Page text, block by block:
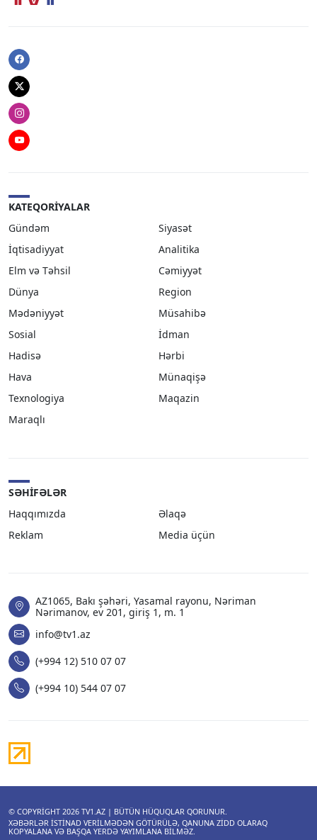
Facebook
Twitter
Instagram
Youtube
KATEQORIYALAR
Gündəm
Siyasət
İqtisadiyyat
Analitika
Elm və Təhsil
Cəmiyyət
Dünya
Region
Mədəniyyət
Müsahibə
Sosial
İdman
Hadisə
Hərbi
Hava
Münaqişə
Texnologiya
Maqazin
Maraqlı
SƏHIFƏLƏR
Haqqımızda
Əlaqə
Reklam
Media üçün
AZ1065, Bakı şəhəri, Yasamal rayonu, Nəriman
Nərimanov, ev 201, giriş 1, m. 1
info@tv1.az
(+994 12) 510 07 07
(+994 10) 544 07 07
© COPYRIGHT 2026 TV1.AZ | BÜTÜN HÜQUQLAR QORUNUR.
XƏBƏRLƏR ISTINAD VERILMƏDƏN GÖTÜRÜLƏ, QANUNA ZIDD OLARAQ
KOPYALANA VƏ BAŞQA YERDƏ YAYIMLANA BILMƏZ.